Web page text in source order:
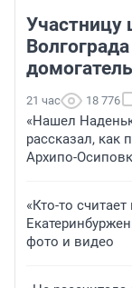
Участницу
21 час 18 776
«Нашел
рассказал, как
Архипо-
«Кто-то
фото и видео